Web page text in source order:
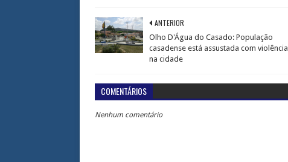
ANTERIOR
Olho D'Água do Casado: População
casadense está assustada com violência
na cidade
COMENTÁRIOS
Nenhum comentário